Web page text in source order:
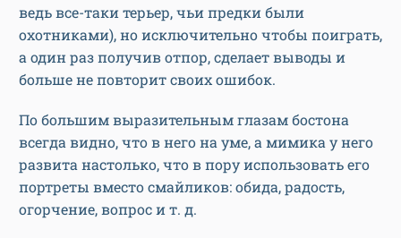
ведь все-таки терьер, чьи предки были
охотниками), но исключительно чтобы поиграть,
а один раз получив отпор, сделает выводы и
больше не повторит своих ошибок.
По большим выразительным глазам бостона
всегда видно, что в него на уме, а мимика у него
развита настолько, что в пору использовать его
портреты вместо смайликов: обида, радость,
огорчение, вопрос и т. д.